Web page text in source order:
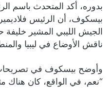
بدوره، أكد المتحدث باسم
بيسكوف، أن الرئيس
الجيش الليبي المشير خليفة
ناقش الأوضاع في ليبيا
وأوضح بيسكوف في تصريحات
“نعم، في الواقع، كان هناك